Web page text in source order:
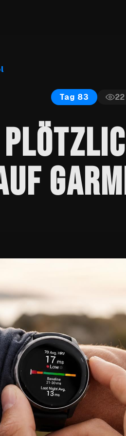
Tag 83 22